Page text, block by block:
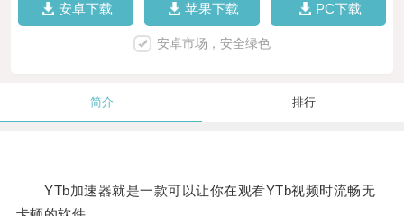
安卓下载 苹果下载 PC下载
安卓市场，安全绿色
简介 排行
YTb加速器就是一款可以让你在观看YTb视频时流畅无